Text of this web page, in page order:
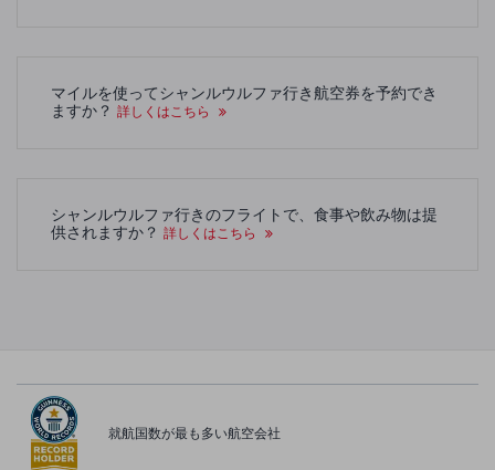
マイルを使ってシャンルウルファ行き航空券を予約でき
ますか？ 詳しくはこちら
シャンルウルファ行きのフライトで、食事や飲み物は提
供されますか？ 詳しくはこちら
就航国数が最も多い航空会社